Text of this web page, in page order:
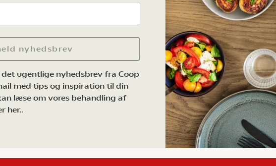
nyhedsbrev
ugentlige nyhedsbrev fra Coop
med tips og inspiration til din
læse om vores behandling af
her..